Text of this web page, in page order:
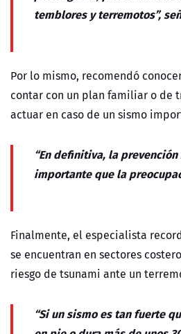
temblores y terremotos”,
Por lo mismo, recomendó
contar con un plan familiar o de
actuar en caso de un sismo
“En definitiva, la
importante que la
Finalmente, el especialista
se encuentran en sectores
riesgo de tsunami ante un
“Si un sismo es tan fuerte